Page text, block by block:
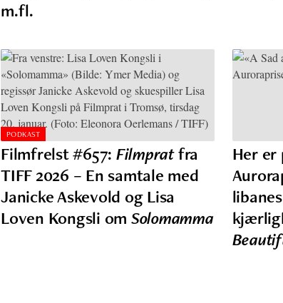
m.fl.
PODKAST
Filmfrelst #657: Filmpratfra
TIFF 2026 – En samtale med
Janicke Askevold og Lisa
Loven Kongsli om Solomamma
Her er